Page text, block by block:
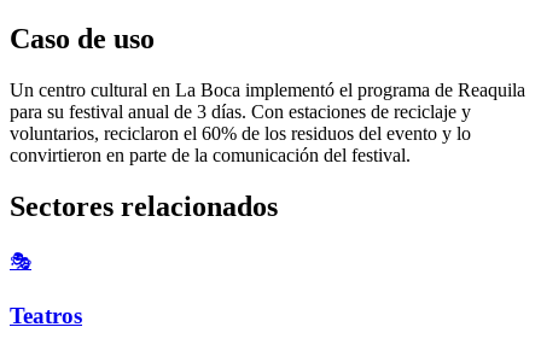
Caso de uso
Un centro cultural en La Boca implementó el programa de Reaquila
para su festival anual de 3 días. Con estaciones de reciclaje y
voluntarios, reciclaron el 60% de los residuos del evento y lo
convirtieron en parte de la comunicación del festival.
Sectores relacionados
🎭
Teatros